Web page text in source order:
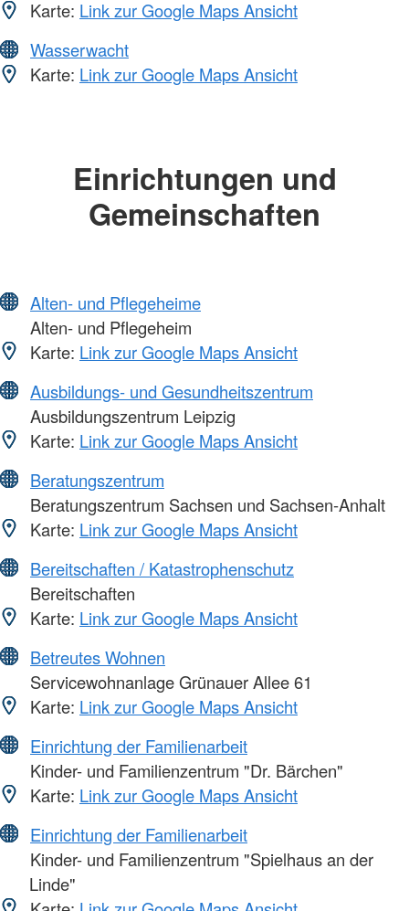
Karte: Link zur Google Maps Ansicht
Wasserwacht
Karte: Link zur Google Maps Ansicht
Einrichtungen und
Gemeinschaften
Alten- und Pflegeheime
Alten- und Pflegeheim
Karte: Link zur Google Maps Ansicht
Ausbildungs- und Gesundheitszentrum
Ausbildungszentrum Leipzig
Karte: Link zur Google Maps Ansicht
Beratungszentrum
Beratungszentrum Sachsen und Sachsen-Anhalt
Karte: Link zur Google Maps Ansicht
Bereitschaften / Katastrophenschutz
Bereitschaften
Karte: Link zur Google Maps Ansicht
Betreutes Wohnen
Servicewohnanlage Grünauer Allee 61
Karte: Link zur Google Maps Ansicht
Einrichtung der Familienarbeit
Kinder- und Familienzentrum "Dr. Bärchen"
Karte: Link zur Google Maps Ansicht
Einrichtung der Familienarbeit
Kinder- und Familienzentrum "Spielhaus an der
Linde"